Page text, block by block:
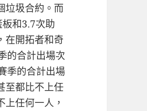
垃圾合約。而
和3.7次助
在開拓者和奇
的合計出場次
季的合計出場
至都比不上任
任何一人，